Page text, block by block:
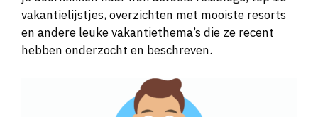
vakantielijstjes, overzichten met mooiste resorts
en andere leuke vakantiethema’s die ze recent
hebben onderzocht en beschreven.